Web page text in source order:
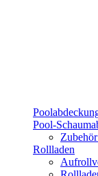
Pool-
Rollladen